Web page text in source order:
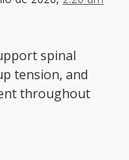
spinal
tension, and
throughout